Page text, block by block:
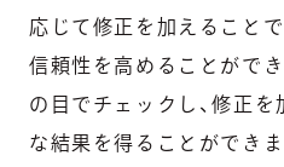
応じて修正を加えることで
信頼性を高めることがで
の目でチェックし、修正を
な結果を得ることができま